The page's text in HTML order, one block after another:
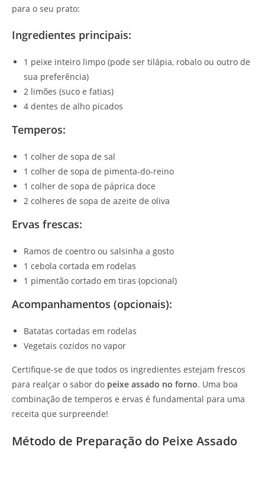
para o seu prato:
Ingredientes principais:
1 peixe inteiro limpo (pode ser tilápia, robalo ou outro de
sua preferência)
2 limões (suco e fatias)
4 dentes de alho picados
Temperos:
1 colher de sopa de sal
1 colher de sopa de pimenta-do-reino
1 colher de sopa de páprica doce
2 colheres de sopa de azeite de oliva
Ervas frescas:
Ramos de coentro ou salsinha a gosto
1 cebola cortada em rodelas
1 pimentão cortado em tiras (opcional)
Acompanhamentos (opcionais):
Batatas cortadas em rodelas
Vegetais cozidos no vapor
Certifique-se de que todos os ingredientes estejam frescos
para realçar o sabor do peixe assado no forno. Uma boa
combinação de temperos e ervas é fundamental para uma
receita que surpreende!
Método de Preparação do Peixe Assado